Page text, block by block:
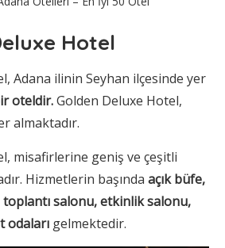
Hotel
Adana ilinin Seyhan ilçesinde yer
oteldir.Golden Deluxe Hotel,
almaktadır.
misafirlerine geniş ve çeşitli
Hizmetlerin başında açık büfe,
salonu, etkinlik salonu,
odaları gelmektedir.